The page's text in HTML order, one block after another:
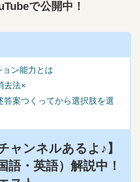
で公開中！
ン能力とは
法×
案つくってから選択肢を選
ャンネルあるよ♪】
・英語）解説中！